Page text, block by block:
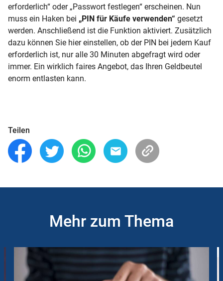
erforderlich“ oder „Passwort festlegen“ erscheinen. Nun
muss ein Haken bei „PIN für Käufe verwenden“ gesetzt
werden. Anschließend ist die Funktion aktiviert. Zusätzlich
dazu können Sie hier einstellen, ob der PIN bei jedem Kauf
erforderlich ist, nur alle 30 Minuten abgefragt wird oder
immer. Ein wirklich faires Angebot, das Ihren Geldbeutel
enorm entlasten kann.
Teilen
Mehr zum Thema